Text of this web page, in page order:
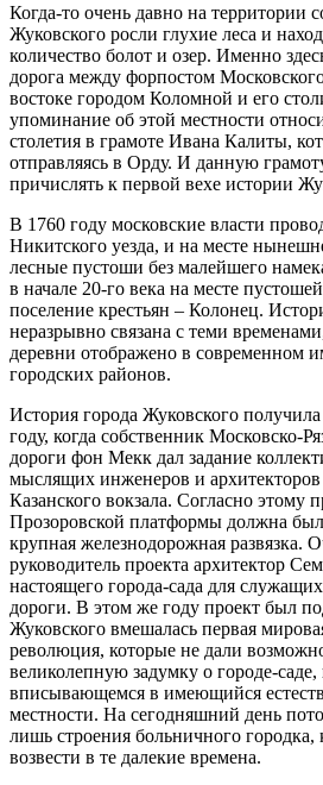
Когда-то очень давно на территории
Жуковского росли глухие леса и
количество болот и озер. Именно
дорога между форпостом
востоке городом Коломной и его
упоминание об этой местности
столетия в грамоте Ивана Калиты,
отправляясь в Орду. И данную
причислять к первой вехе истории
В 1760 году московские власти
Никитского уезда, и на месте
лесные пустоши без малейшего
в начале 20-го века на месте
поселение крестьян – Колонец.
неразрывно связана с теми
деревни отображено в современном
городских районов.
История города Жуковского
году, когда собственник Московско-
дороги фон Мекк дал задание
мыслящих инженеров и архитекторов
Казанского вокзала. Согласно этому
Прозоровской платформы должна
крупная железнодорожная развязка.
руководитель проекта архитектор
настоящего города-сада для
дороги. В этом же году проект был
Жуковского вмешалась первая
революция, которые не дали
великолепную задумку о городе-саде,
вписывающемся в имеющийся
местности. На сегодняшний день
лишь строения больничного городка,
возвести в те далекие времена.